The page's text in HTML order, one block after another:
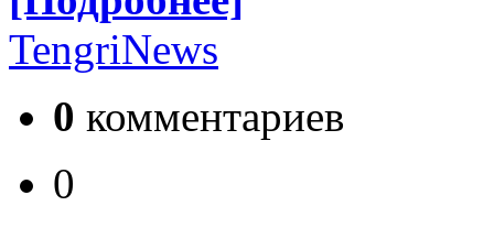
TengriNews
0 комментариев
0